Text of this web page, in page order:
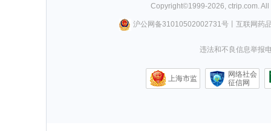
Copyright©1999-2026, ctrip.com.
沪公网备31010502002731号丨 互联网药
违法和不良信息举报
上海市监
网络社会
征信网